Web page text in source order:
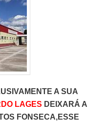
A SUA
LAGES DEIXARÁ A
FONSECA,ESSE